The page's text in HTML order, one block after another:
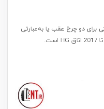
برای دو چرخ عقب یا به‌عبارتی